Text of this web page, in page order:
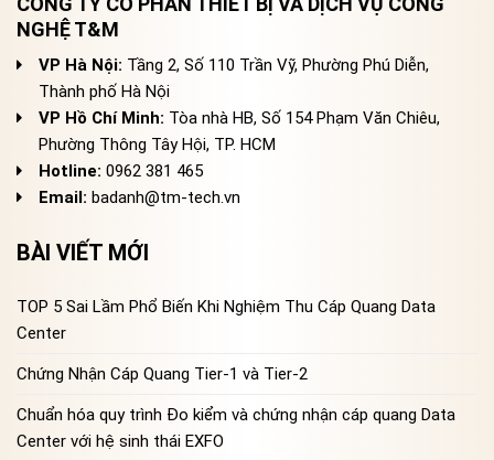
NGHỆ T&M
VP Hà Nội: Tầng 2, Số 110 Trần Vỹ, Phường Phú Diễn,
Thành phố Hà Nội
VP Hồ Chí Minh: Tòa nhà HB, Số 154 Phạm Văn Chiêu,
Phường Thông Tây Hội, TP. HCM
Hotline: 0962 381 465
Email: badanh@tm-tech.vn
BÀI VIẾT MỚI
TOP 5 Sai Lầm Phổ Biến Khi Nghiệm Thu Cáp Quang Data
Center
Chứng Nhận Cáp Quang Tier-1 và Tier-2
Chuẩn hóa quy trình Đo kiểm và chứng nhận cáp quang Data
Center với hệ sinh thái EXFO